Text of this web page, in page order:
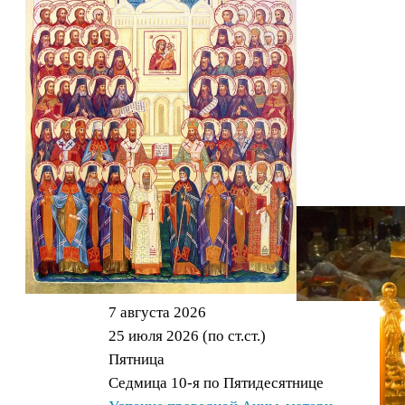
вторую,
третью
и
четвертую
субботы
Великого
поста.
7 августа 2026
25 июля 2026 (по ст.ст.)
Пятница
Седмица 10-я по Пятидесятнице